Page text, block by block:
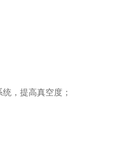
，提高真空度；